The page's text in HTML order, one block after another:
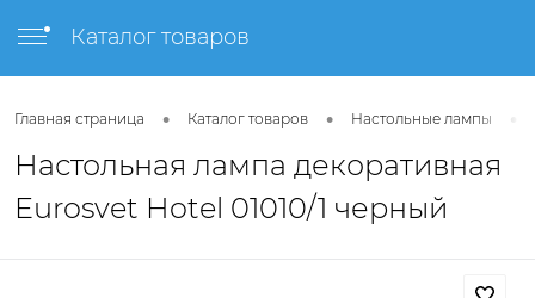
Каталог товаров
Главная страница • Каталог товаров • Настольные лампы
Настольная лампа декоративная
Eurosvet Hotel 01010/1 черный